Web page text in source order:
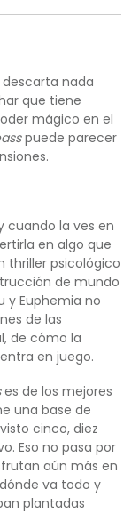
nada
que tiene
mágico en el
puede parecer
cuando la ves en
en algo que
thriller psicológico
de mundo
y Euphemia no
de las
de cómo la
en juego.
es de los mejores
una base de
cinco, diez
Eso no pasa por
aún más en
va todo y
plantadas